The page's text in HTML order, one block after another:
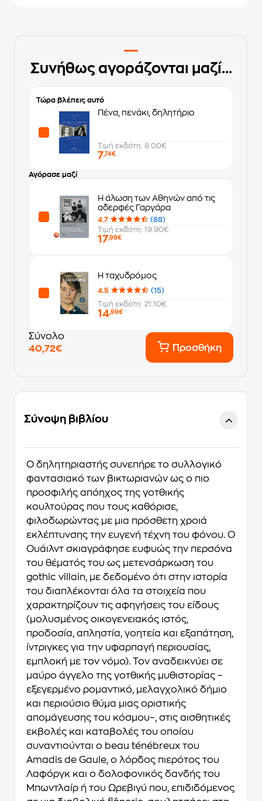
Συνήθως αγοράζονται μαζί...
Τώρα βλέπεις αυτό
Πένα, πενάκι, δηλητήριο
Τιμή εκδότη: 8.00€
7,74€
Αγόρασε μαζί
Η άλωση των Αθηνών από τις
αδερφές Γαργάρα
4.7
(88)
Τιμή εκδότη: 19.90€
17,99€
Η ταχυδρόμος
4.5
(15)
Τιμή εκδότη: 21.10€
14,99€
Σύνολο
40,72€
Προσθήκη
Σύνοψη βιβλίου
O δηλητηριαστής συνεπήρε το συλλογικό
φαντασιακό των βικτωριανών ως ο πιο
προσφιλής απόηχος της γοτθικής
κουλτούρας που τους καθόρισε,
φιλοδωρώντας με μια πρόσθετη χροιά
εκλέπτυνσης την ευγενή τέχνη του φόνου. Ο
Ουάιλντ σκιαγράφησε ευφυώς την περσόνα
του θέματός του ως μετενσάρκωση του
gothic villain, με δεδομένο ότι στην ιστορία
του διαπλέκονται όλα τα στοιχεία που
χαρακτηρίζουν τις αφηγήσεις του είδους
(μολυσμένος οικογενειακός ιστός,
προδοσία, απληστία, γοητεία και εξαπάτηση,
ίντριγκες για την υφαρπαγή περιουσίας,
εμπλοκή με τον νόμο). Τον αναδεικνύει σε
μαύρο άγγελο της γοτθικής μυθιστορίας –
εξεγερμένο ρομαντικό, μελαγχολικό δήμιο
και περιούσιο θύμα μιας οριστικής
απομάγευσης του κόσμου–, στις αισθητικές
εκβολές και καταβολές του οποίου
συναντιούνται ο beau ténébreux του
Amadis de Gaule, ο λόρδος πιερότος του
Λαφόργκ και ο δολοφονικός δανδής του
Μπωντλαίρ ή του Ωρεβιγύ που, επιδιδόμενος